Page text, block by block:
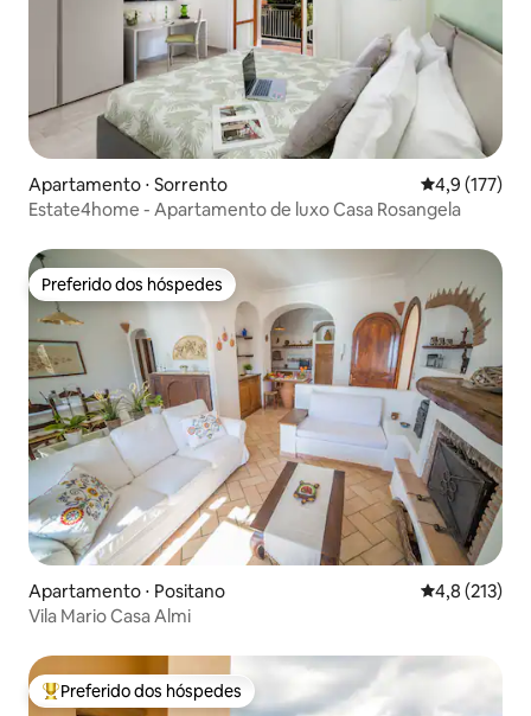
Apartamento ⋅ Sorrento 4,9 de uma
4,9 (177)
Estate4home - Apartamento de luxo Casa Rosangela
Preferido dos hóspedes
Preferido dos hóspedes
Apartamento ⋅ Positano 4,8 de uma
4,8 (213)
Vila Mario Casa Almi
Entre os melhores preferidos dos hóspedes
Preferido dos hóspedes